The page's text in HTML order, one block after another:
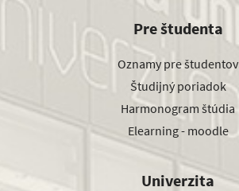
Pre študenta
Oznamy pre študentov
Študijný poriadok
Harmonogram štúdia
Elearning - moodle
Univerzita